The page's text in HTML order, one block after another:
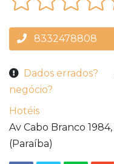
8332478808
Dados errados?
negócio?
Hotéis
Av Cabo Branco 1984,
(Paraíba)